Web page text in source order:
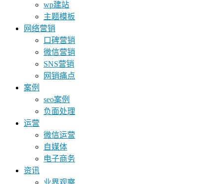
wp建站
主题模板
网络营销
口碑营销
微信营销
SNS营销
网销痛点
案例
seo案例
负面处理
运营
微信运营
自媒体
电子商务
资讯
业界观察